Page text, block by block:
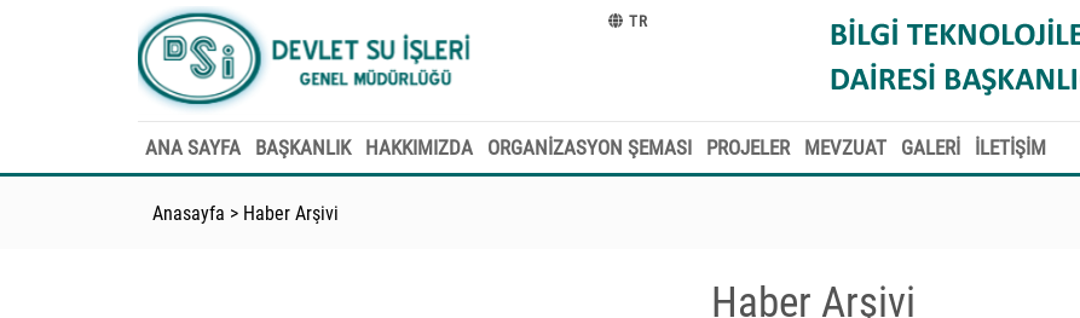
TR
ANA SAYFA BAŞKANLIK HAKKIMIZDA ORGANİZASYON ŞEMASI PROJELER MEVZUAT GALERİ İLETİŞİM
Anasayfa > Haber Arşivi
Haber Arşivi